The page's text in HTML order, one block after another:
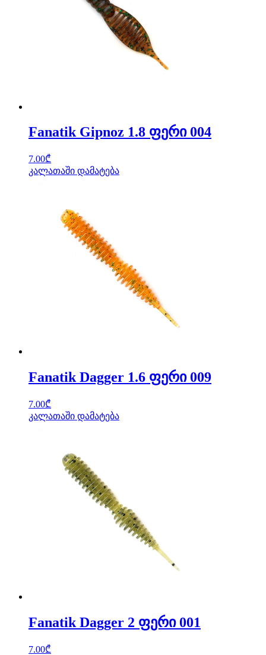
Fanatik Gipnoz 1.8 ფერი 004
7.00₾
კალათაში დამატება
Fanatik Dagger 1.6 ფერი 009
7.00₾
კალათაში დამატება
Fanatik Dagger 2 ფერი 001
7.00₾